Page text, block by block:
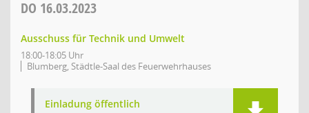
DO 16.03.2023
Ausschuss für Technik und Umwelt
18:00-18:05 Uhr
Blumberg, Städtle-Saal des Feuerwehrhauses
Einladung öffentlich